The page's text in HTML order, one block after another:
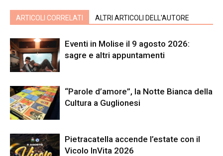
ARTICOLI CORRELATI ALTRI ARTICOLI DELL'AUTORE
Eventi in Molise il 9 agosto 2026:
sagre e altri appuntamenti
“Parole d’amore”, la Notte Bianca della
Cultura a Guglionesi
Pietracatella accende l’estate con il
Vicolo InVita 2026